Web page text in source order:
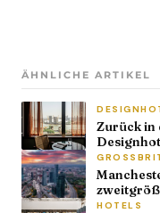
ÄHNLICHE ARTIKEL
Zurück in
HOTELS